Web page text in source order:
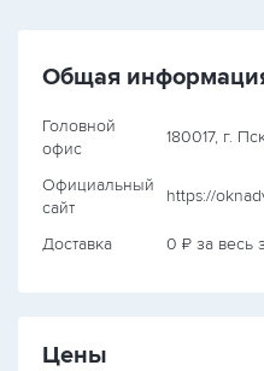
Общая
Головной
офис
180017, г.
Официальный
сайт
https://
Доставка 0 ₽ за весь
Цены